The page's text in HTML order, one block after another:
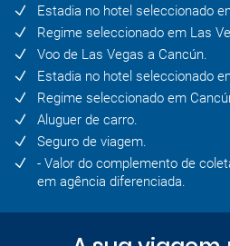
Estadia no hotel seleccionado
Regime seleccionado em Las
Voo de Las Vegas a Cancún.
Estadia no hotel seleccionado
Regime seleccionado em
Aluguer de carro.
Seguro de viagem.
- Valor do complemento de
em agência diferenciada.